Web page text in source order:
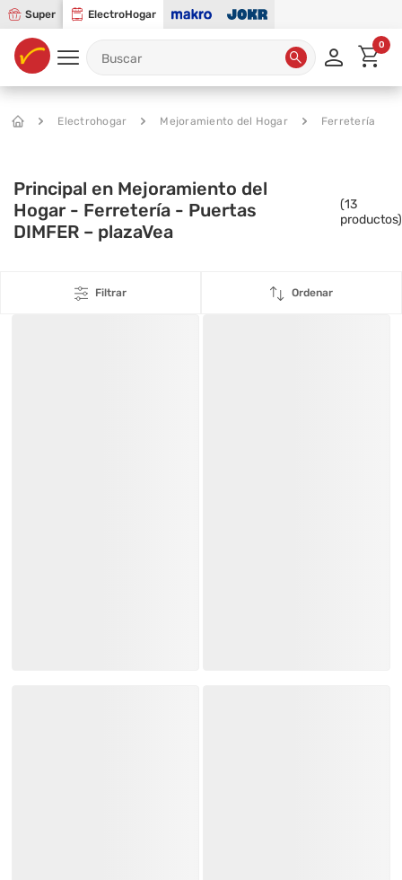
Super ElectroHogar
0
Electrohogar Mejoramiento del Hogar Ferretería
Principal en Mejoramiento del
Hogar - Ferretería - Puertas
DIMFER – plazaVea
(13
productos)
Filtrar Ordenar